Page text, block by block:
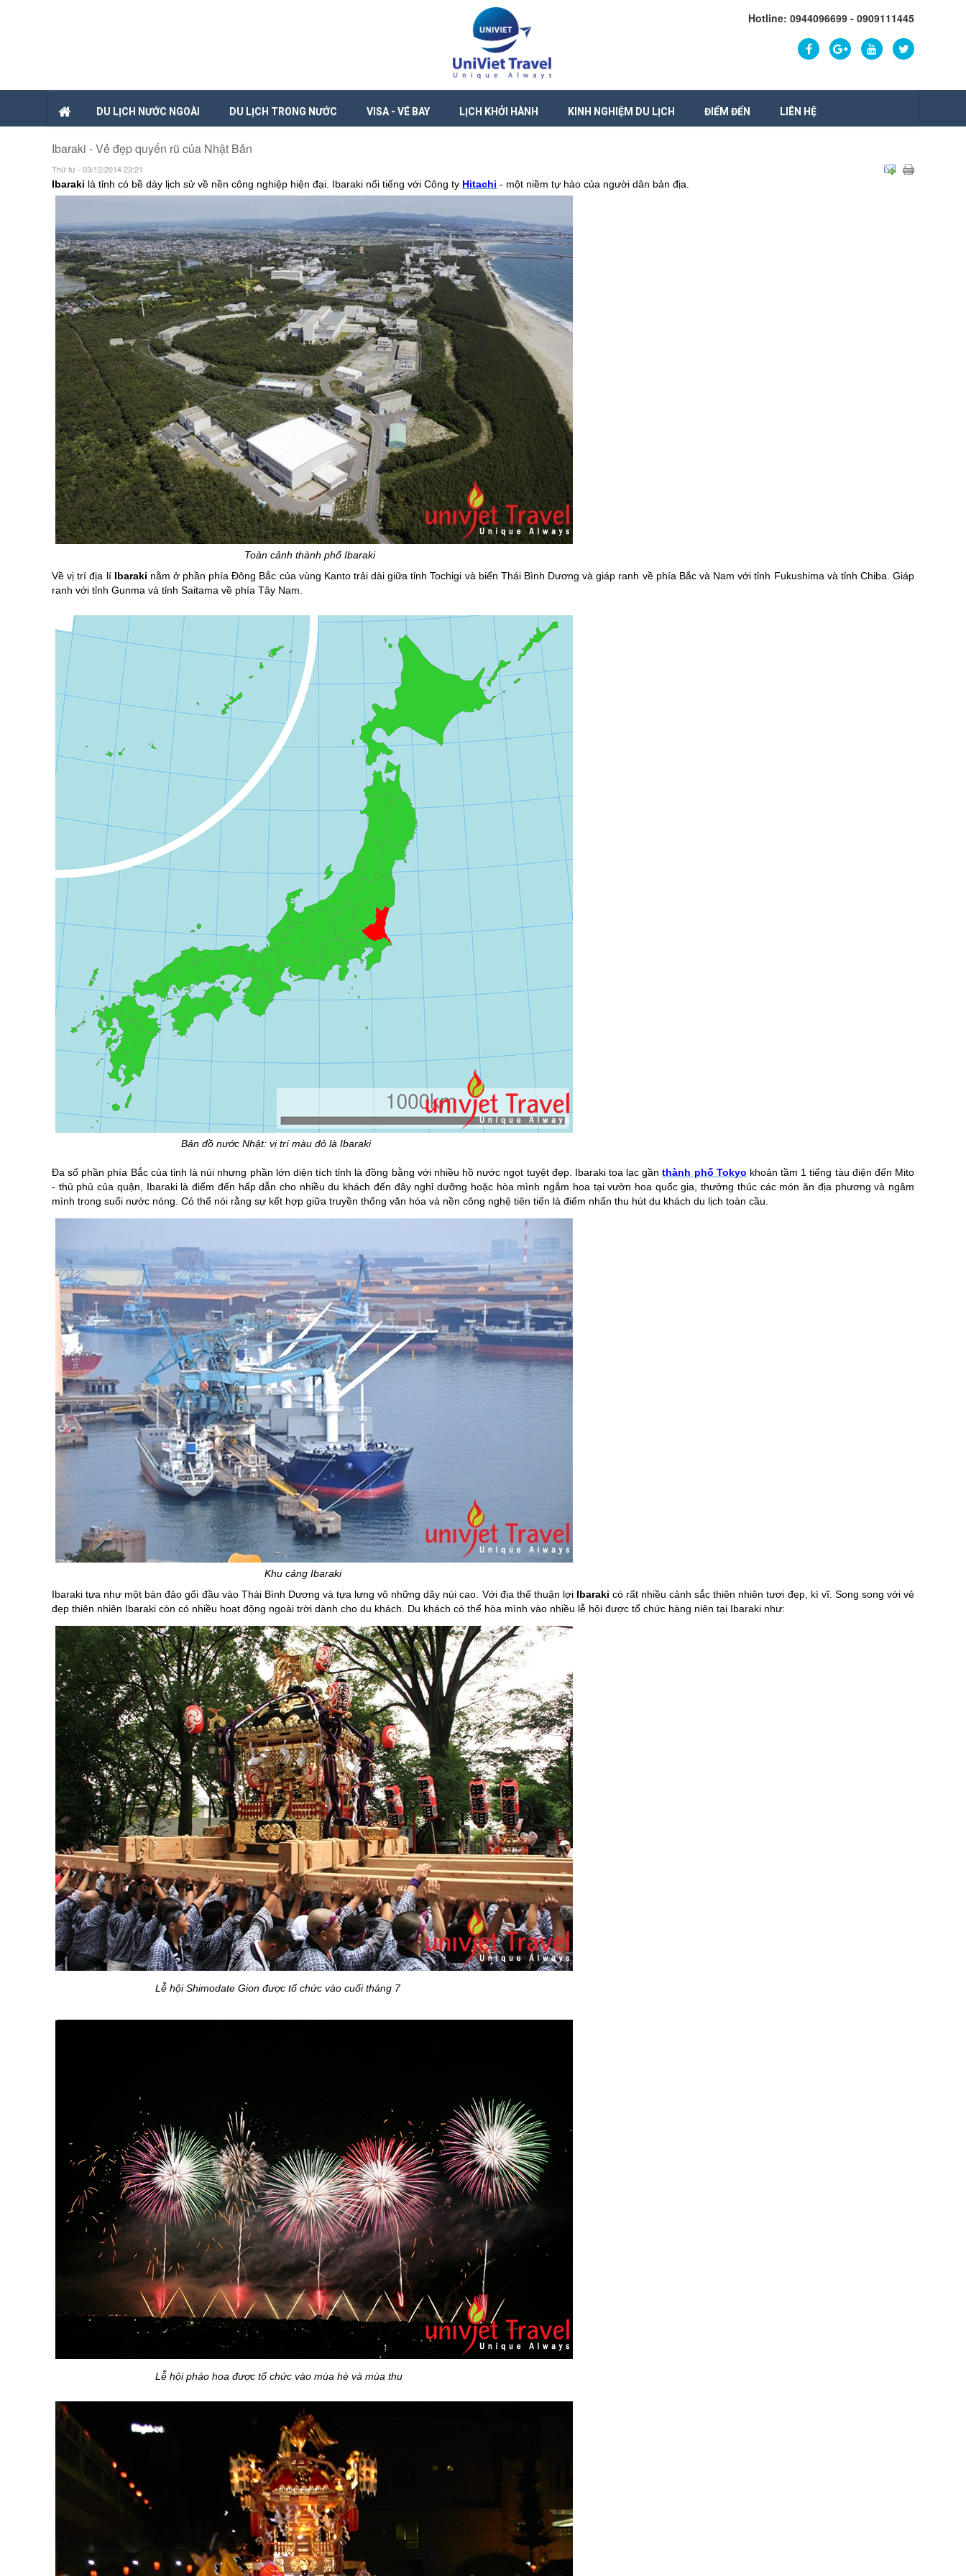
Hotline: 0944096699 - 0909111445
DU LỊCH NƯỚC NGOÀI DU LỊCH TRONG NƯỚC VISA - VÉ BAY LỊCH KHỞI HÀNH KINH NGHIỆM DU LỊCH ĐIỂM ĐẾN LIÊN HỆ
Ibaraki - Vẻ đẹp quyến rũ của Nhật Bản
Thứ tư - 03/12/2014 23:21
Ibaraki là tỉnh có bề dày lịch sử về nền công nghiệp hiện đại. Ibaraki nổi tiếng với Công ty Hitachi - một niềm tự hào của người dân bản địa.
Toàn cảnh thành phố Ibaraki
Về vị trí địa lí Ibaraki nằm ở phần phía Đông Bắc của vùng Kanto trải dài giữa tỉnh Tochigi và biển Thái Bình Dương và giáp ranh về phía Bắc và Nam với tỉnh Fukushima và tỉnh Chiba. Giáp
ranh với tỉnh Gunma và tỉnh Saitama về phía Tây Nam.
Bản đồ nước Nhật: vị trí màu đỏ là Ibaraki
Đa số phần phía Bắc của tỉnh là núi nhưng phần lớn diện tích tỉnh là đồng bằng với nhiều hồ nước ngọt tuyệt đẹp. Ibaraki tọa lạc gầnthành phố Tokyo khoản tầm 1 tiếng tàu điện đến Mito
- thủ phủ của quận, Ibaraki là điểm đến hấp dẫn cho nhiều du khách đến đây nghỉ dưỡng hoặc hòa mình ngắm hoa tại vườn hoa quốc gia, thưởng thúc các món ăn địa phương và ngâm
mình trong suối nước nóng. Có thể nói rằng sự kết hợp giữa truyền thống văn hóa và nền công nghệ tiên tiến là điểm nhấn thu hút du khách du lịch toàn cầu.
Khu cảng Ibaraki
Ibaraki tựa như một bán đảo gối đầu vào Thái Bình Dương và tựa lưng vô những dãy núi cao. Với địa thế thuận lợi Ibaraki có rất nhiều cảnh sắc thiên nhiên tươi đẹp, kì vĩ. Song song với vẻ
đẹp thiên nhiên Ibaraki còn có nhiều hoạt động ngoài trời dành cho du khách. Du khách có thể hòa mình vào nhiều lễ hội được tổ chức hàng niên tại Ibaraki như:
Lễ hội Shimodate Gion được tổ chức vào cuối tháng 7
Lễ hội pháo hoa được tổ chức vào mùa hè và mùa thu